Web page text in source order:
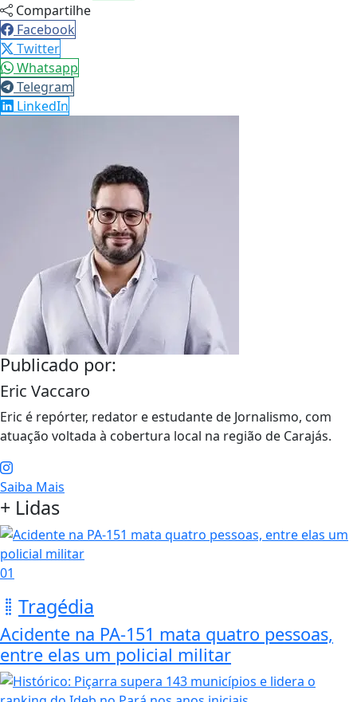
Compartilhe
Facebook
Twitter
Whatsapp
Telegram
LinkedIn
Publicado por:
Eric Vaccaro
Eric é repórter, redator e estudante de Jornalismo, com
atuação voltada à cobertura local na região de Carajás.
Saiba Mais
+ Lidas
01
Tragédia
Acidente na PA-151 mata quatro pessoas,
entre elas um policial militar